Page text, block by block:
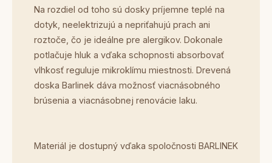
Na rozdiel od toho sú dosky príjemne teplé na
dotyk, neelektrizujú a nepriťahujú prach ani
roztoče, čo je ideálne pre alergikov. Dokonale
potlačuje hluk a vďaka schopnosti absorbovať
vlhkosť reguluje mikroklímu miestnosti. Drevená
doska Barlinek dáva možnosť viacnásobného
brúsenia a viacnásobnej renovácie laku.
Materiál je dostupný vďaka spoločnosti BARLINEK